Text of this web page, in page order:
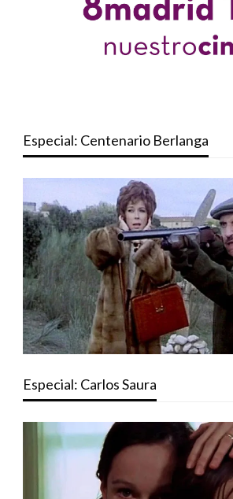
Especial: Centenario Berlanga
Especial: Carlos Saura